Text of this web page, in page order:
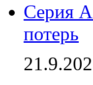
Серия
потерь